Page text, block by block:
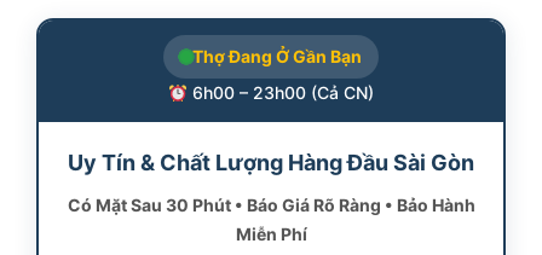
Thợ Đang Ở Gần Bạn
6h00 – 23h00 (Cả CN)
Uy Tín & Chất Lượng Hàng Đầu Sài Gòn
Có Mặt Sau 30 Phút • Báo Giá Rõ Ràng • Bảo Hành
Miễn Phí